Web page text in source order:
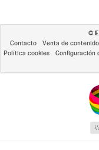
©
Contacto Venta de
Política cookies
Configuración